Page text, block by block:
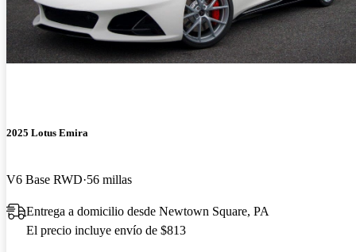
2025 Lotus Emira
V6 Base RWD 56 millas
Entrega a domicilio desde Newtown Square, PA
El precio incluye envío de $813